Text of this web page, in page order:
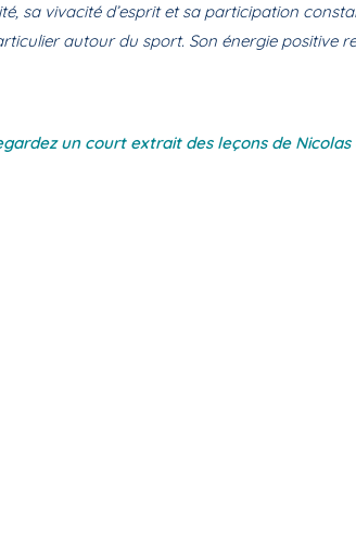
sa vivacité d’esprit et sa participation
autour du sport. Son énergie positive
un court extrait des leçons de